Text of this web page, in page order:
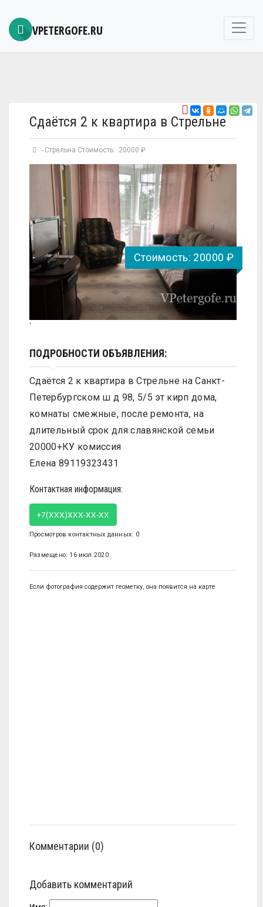
VPETERGOFE.RU
Сдаётся 2 к квартира в Стрельне
- Стрельна Стоимость: 20000 ₽
Стоимость: 20000 ₽
`
ПОДРОБНОСТИ ОБЪЯВЛЕНИЯ:
Сдаётся 2 к квартира в Стрельне на Санкт-
Петербургском ш д 98, 5/5 эт кирп дома,
комнаты смежные, после ремонта, на
длительный срок для славянской семьи
20000+КУ комиссия
Елена 89119323431
Контактная информация:
+7(XXX)XXX-XX-XX
Просмотров контактных данных: 0
Размещено: 16 июл 2020
Если фотография содержит геометку, она появится на карте
Комментарии (0)
Добавить комментарий